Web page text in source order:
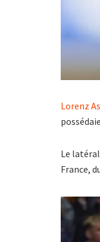
Lorenz
Le
France,